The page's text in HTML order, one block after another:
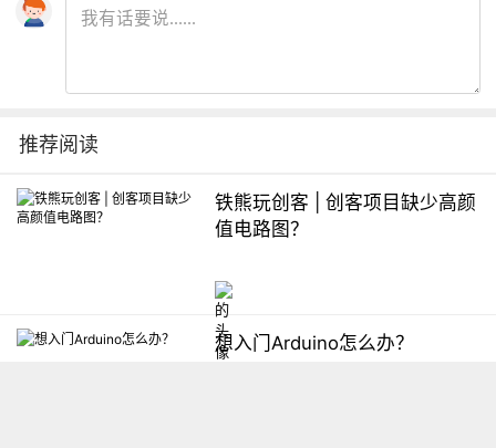
推荐阅读
铁熊玩创客 | 创客项目缺少高颜
值电路图？
想入门Arduino怎么办？